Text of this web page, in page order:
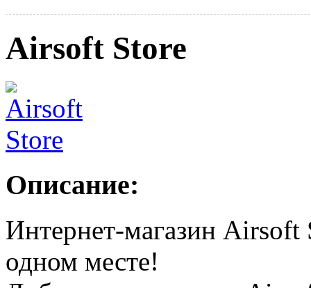
Airsoft Store
Описание:
Интернет-магазин Airsoft
одном месте!